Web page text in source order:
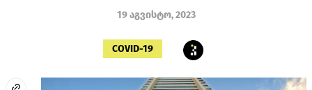
19 აგვისტო, 2023
COVID-19